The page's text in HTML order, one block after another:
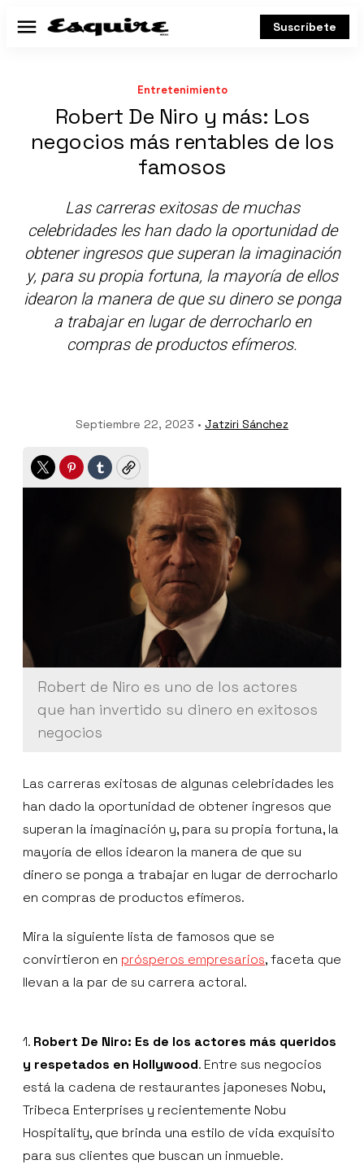
Menú Suscríbete
Entretenimiento
Robert De Niro y más: Los
negocios más rentables de los
famosos
Las carreras exitosas de muchas
celebridades les han dado la oportunidad de
obtener ingresos que superan la imaginación
y, para su propia fortuna, la mayoría de ellos
idearon la manera de que su dinero se ponga
a trabajar en lugar de derrocharlo en
compras de productos efímeros.
Septiembre 22, 2023 • Jatziri Sánchez
TwitterPinterest
TumblrCopy
Robert de Niro es uno de los actores
que han invertido su dinero en exitosos
negocios
Las carreras exitosas de algunas celebridades les
han dado la oportunidad de obtener ingresos que
superan la imaginación y, para su propia fortuna, la
mayoría de ellos idearon la manera de que su
dinero se ponga a trabajar en lugar de derrocharlo
en compras de productos efímeros.
Mira la siguiente lista de famosos que se
convirtieron en prósperos empresarios, faceta que
llevan a la par de su carrera actoral.
1. Robert De Niro: Es de los actores más queridos
y respetados en Hollywood. Entre sus negocios
está la cadena de restaurantes japoneses Nobu,
Tribeca Enterprises y recientemente Nobu
Hospitality, que brinda una estilo de vida exquisito
para sus clientes que buscan un inmueble.